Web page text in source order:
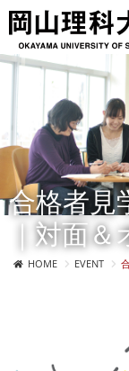
合格者見
｜対面
HOME EVENT